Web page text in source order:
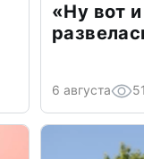
«Ну вот
6 августа 51